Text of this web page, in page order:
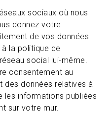
sociaux où nous
donnez votre
de vos données
la politique de
social lui-même.
consentement au
des données relatives à
les informations publiées
sur votre mur.